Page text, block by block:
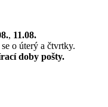
, 11.08.
o úterý a čtvrtky.
doby pošty.